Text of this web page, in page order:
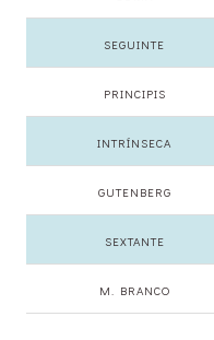
SEGUINTE
PRINCIPIS
INTRÍNSECA
GUTENBERG
SEXTANTE
M. BRANCO